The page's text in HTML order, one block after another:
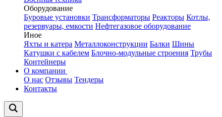
Оборудование
Буровые установки Трансформаторы Реакторы Котлы,
резервуары, емкости Нефтегазовое оборудование
Иное
Яхты и катера Металлоконструкции Балки Шины
Катушки с кабелем Блочно-модульные строения Трубы
Контейнеры
О компании
О нас Отзывы Тендеры
Контакты